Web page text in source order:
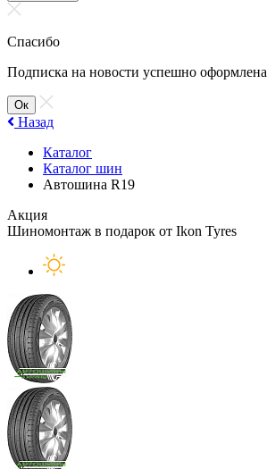
Спасибо
Подписка на новости успешно оформлена
Ок
Назад
Каталог
Каталог шин
Автошина R19
Акция
Шиномонтаж в подарок от Ikon Tyres